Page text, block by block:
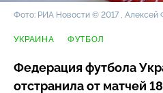
Фото: РИА Новости © 2017 , Алексей
УКРАИНА ФУТБОЛ
Федерация футбола
отстранила от матчей